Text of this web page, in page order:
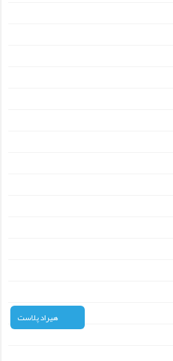
هیراد پلاست